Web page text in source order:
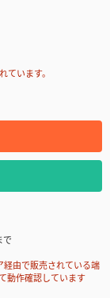
います。
で
由で販売されている端
動作確認しています